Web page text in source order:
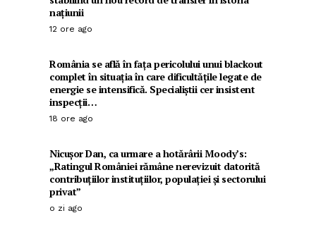
națiunii
12 ore ago
România se află în fața pericolului unui blackout
complet în situația în care dificultățile legate de
energie se intensifică. Specialiștii cer insistent
inspecții…
18 ore ago
Nicușor Dan, ca urmare a hotărârii Moody’s:
„Ratingul României rămâne nerevizuit datorită
contribuțiilor instituțiilor, populației și sectorului
privat”
o zi ago